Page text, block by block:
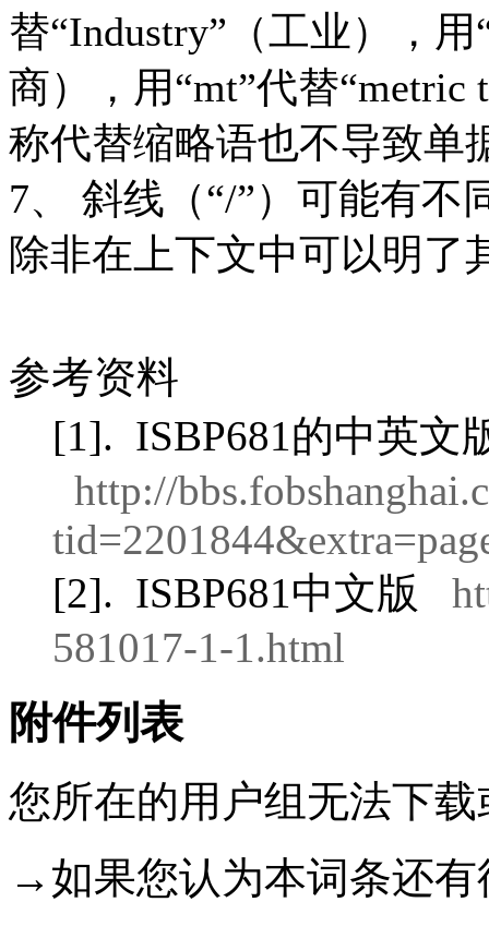
替“Industry”（工业），
商），用“mt”代替
称代替缩略语也不导致单
7、 斜线（“/”）可能有
除非在上下文中可以明了
参考资料
[1]. ISBP681的中英文
http://
[2]. ISBP681中文版
581017-1-1.html
附件列表
您所在的用户组无法下
→如果您认为本词条还